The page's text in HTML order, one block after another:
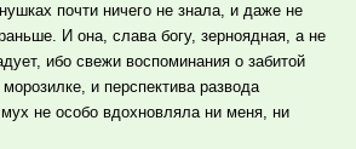
почти ничего не знала, и даже не
И она, слава богу, зерноядная, а не
ибо свежи воспоминания о забитой
и перспектива развода
не особо вдохновляла ни меня, ни